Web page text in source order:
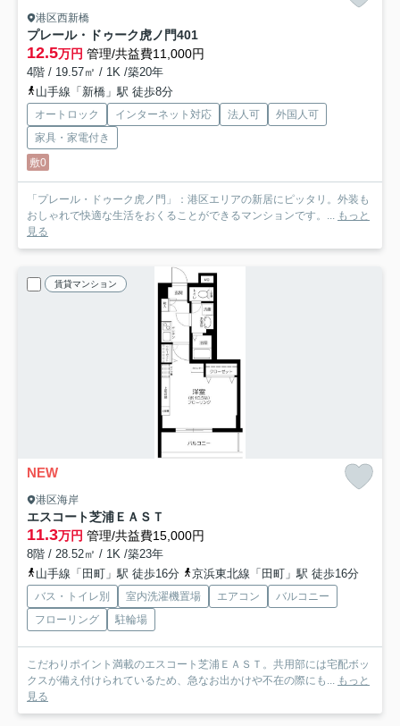
港区西新橋
プレール・ドゥーク虎ノ門401
12.5万円 管理/共益費11,000円
4階 / 19.57㎡ / 1K /築20年
山手線「新橋」駅 徒歩8分
オートロック インターネット対応 法人可
外国人可
家具・家電付き
敷0
「プレール・ドゥーク虎ノ門」：港区エリアの新居にピッタリ。外装も
おしゃれで快適な生活をおくることができるマンションです。... もっと
見る
賃貸マンション
NEW
港区海岸
エスコート芝浦ＥＡＳＴ
11.3万円 管理/共益費15,000円
8階 / 28.52㎡ / 1K /築23年
山手線「田町」駅 徒歩16分
京浜東北線「田町」駅 徒歩16分
バス・トイレ別 室内洗濯機置場 エアコン
バルコニー
フローリング
駐輪場
こだわりポイント満載のエスコート芝浦ＥＡＳＴ。共用部には宅配ボッ
クスが備え付けられているため、急なお出かけや不在の際にも... もっと
見る